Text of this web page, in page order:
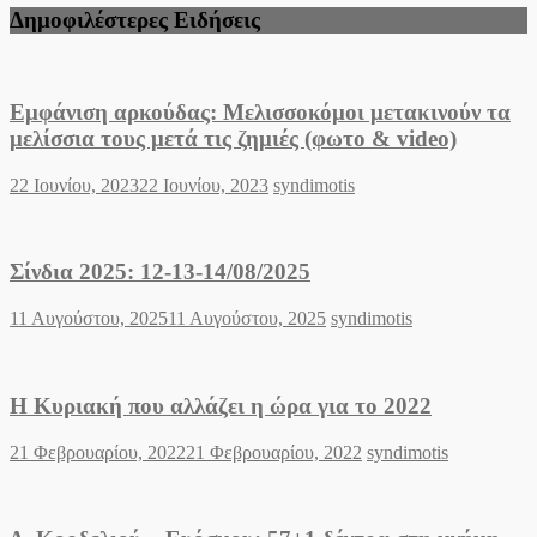
Δημοφιλέστερες Ειδήσεις
Εμφάνιση αρκούδας: Μελισσοκόμοι μετακινούν τα
μελίσσια τους μετά τις ζημιές (φωτο & video)
Posted
22 Ιουνίου, 202322 Ιουνίου, 2023 Author
syndimotis
Σίνδια 2025: 12-13-14/08/2025
Posted
11 Αυγούστου, 202511 Αυγούστου, 2025 Author
syndimotis
Η Κυριακή που αλλάζει η ώρα για το 2022
Posted
21 Φεβρουαρίου, 202221 Φεβρουαρίου, 2022 Author
syndimotis